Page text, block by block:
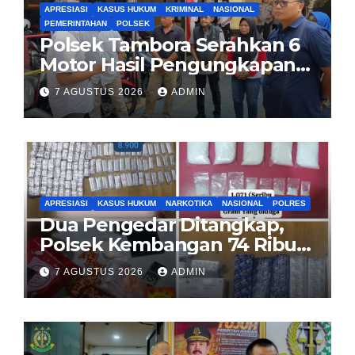
APRESIASI KASUS HUKUM KRIMINAL
NASIONAL
PEMERINTAHAN
POLSEK
Polsek Tambora Serahkan 6
Motor Hasil Pengungkapan
Kasus Curanmor Kepada
Pemilik Yang sah
7 AGUSTUS 2026 ADMIN
APRESIASI KASUS HUKUM NARKOTIKA NASIONAL POLRES
Dua Pengedar Ditangkap,
Polsek Kembangan 74 Ribu
Obat Keras, Sabu Hingga
Puluhan Vape Etomidate
Diamankan
7 AGUSTUS 2026 ADMIN